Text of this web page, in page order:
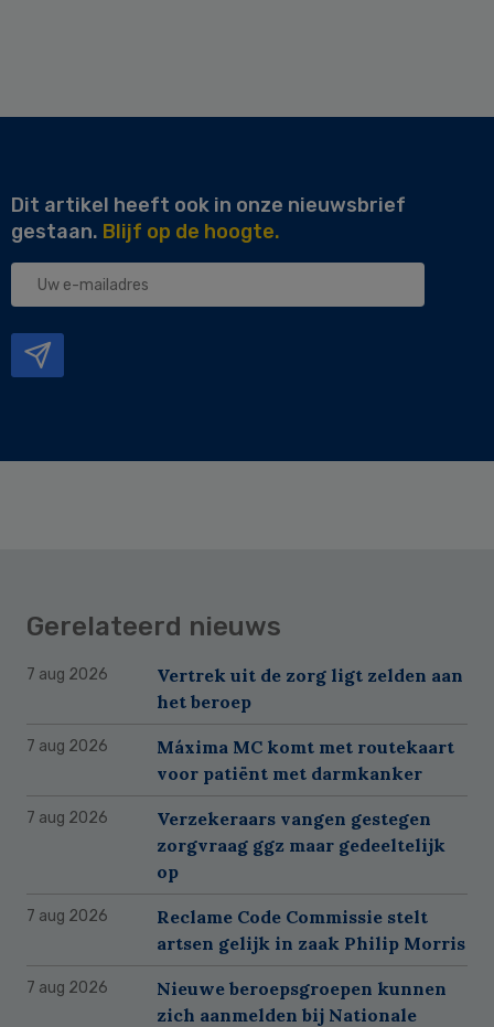
Dit artikel heeft ook in onze nieuwsbrief
gestaan. Blijf op de hoogte.
Uw
Gerelateerd nieuws
7 aug 2026
Vertrek uit de zorg ligt zelden aan
het beroep
7 aug 2026
Máxima MC komt met routekaart
voor patiënt met darmkanker
7 aug 2026
Verzekeraars vangen gestegen
zorgvraag ggz maar gedeeltelijk
op
7 aug 2026
Reclame Code Commissie stelt
artsen gelijk in zaak Philip Morris
7 aug 2026
Nieuwe beroepsgroepen kunnen
zich aanmelden bij Nationale